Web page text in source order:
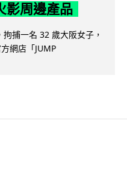
影周邊產品
捕一名 32 歲大阪女子，
網店「JUMP